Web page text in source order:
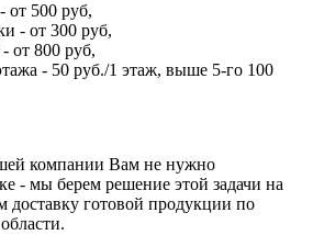
от 500 руб,
- от 300 руб,
от 800 руб,
- 50 руб./1 этаж, выше 5-го 100
компании Вам не нужно
- мы берем решение этой задачи на
доставку готовой продукции по